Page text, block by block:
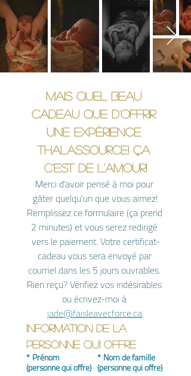
Mais quel beau
cadeau que d'offrir
une expérience
Thalassource! ça
c'est de l'amour!
Merci d'avoir pensé à moi pour
gâter quelqu'un que vous aimez!
Remplissez ce formulaire (ça prend
2 minutes) et vous serez redirigé
vers le paiement. Votre certificat-
cadeau vous sera envoyé par
courriel dans les 5 jours ouvrables.
Rien reçu? Vérifiez vos indésirables
jade@faisleavecforce.ca.
Information de la
personne qui OFFRE
*Prénom
(personne qui offre)
* Nom de famille
(personne qui offre)